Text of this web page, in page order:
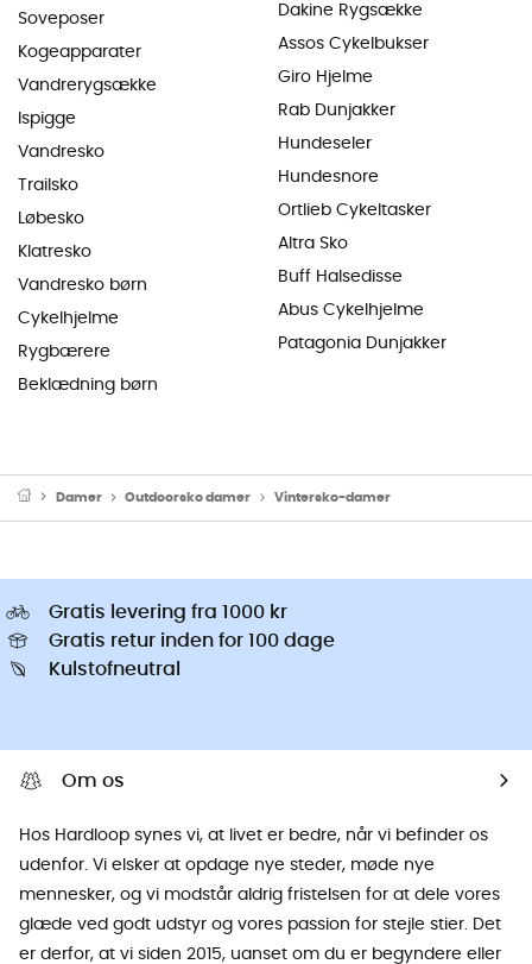
Soveposer
Kogeapparater
Vandrerygsække
Ispigge
Vandresko
Trailsko
Løbesko
Klatresko
Vandresko børn
Cykelhjelme
Rygbærere
Beklædning børn
Dakine Rygsække
Assos Cykelbukser
Giro Hjelme
Rab Dunjakker
Hundeseler
Hundesnore
Ortlieb Cykeltasker
Altra Sko
Buff Halsedisse
Abus Cykelhjelme
Patagonia Dunjakker
Damer Outdoorsko damer Vintersko-damer
Gratis levering fra 1000 kr
Gratis retur inden for 100 dage
Kulstofneutral
Om os
Hos Hardloop synes vi, at livet er bedre, når vi befinder os
udenfor. Vi elsker at opdage nye steder, møde nye
mennesker, og vi modstår aldrig fristelsen for at dele vores
glæde ved godt udstyr og vores passion for stejle stier. Det
er derfor, at vi siden 2015, uanset om du er begyndere eller